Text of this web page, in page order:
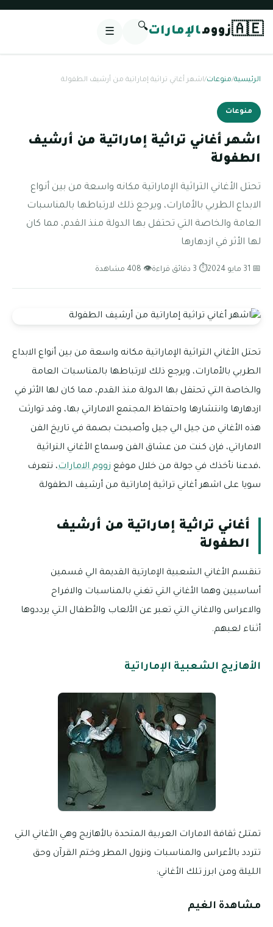
🇦🇪زوومالإمارات🔍
☰
الرئيسية/منوعات/اشهر أغاني تراثية إماراتية من أرشيف الطفولة
منوعات
اشهر أغاني تراثية إماراتية من أرشيف
الطفولة
تحتل الأغاني التراثية الإماراتية مكانه واسعة من بين أنواع
الابداع الطربي بالأمارات، ويرجع ذلك لارتباطها بالمناسبات
العامة والخاصة التي تحتفل بها الدولة منذ القدم، مما كان
لها الأثر في ازدهارها
📅 31 مايو 2024 ⏱ 3 دقائق قراءة 👁 408 مشاهدة
تحتل الأغاني التراثية الإماراتية مكانه واسعة من بين أنواع الابداع
الطربي بالأمارات، ويرجع ذلك لارتباطها بالمناسبات العامة
والخاصة التي تحتفل بها الدولة منذ القدم، مما كان لها الأثر في
ازدهارها وانتشارها واحتفاظ المجتمع الاماراتي بها، وقد توارثت
هذه الأغاني من جيل الي جيل وأصبحت بصمة في تاريخ الفن
الاماراتي، فإن كنت من عشاق الفن وسماع الأغاني التراثية
،فدعنا نأخذك في جولة من خلال موقع زووم الامارات، نتعرف
سويا على اشهر أغاني تراثية إماراتية من أرشيف الطفولة
أغاني تراثية إماراتية من أرشيف
الطفولة
تنقسم الأغاني الشعبية الإمارتية القديمة الي قسمين
أساسيين وهما الأغاني التي تغني بالمناسبات والافراح
والاعراس والاغاني التي تعبر عن الألعاب والأطفال التي يرددوها
أثناء لعبهم.
الأهازيج الشعبية الإماراتية
تمتلئ ثقافة الامارات العربية المتحدة بالأهازيج وهي الأغاني التي
تتردد بالأعراس والمناسبات ونزول المطر وختم القرآن وحق
الليلة ومن ابرز تلك الأغاني:
مشاهدة الغيم